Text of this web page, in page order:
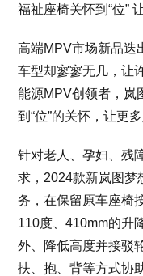
福祉座椅关怀到“位”
高端MPV市场新品迭
车型却寥寥无几，让
能源MPV创领者，岚
到“位”的关怀，让更
针对老人、孕妇、残
求，2024款新岚图梦
务，在保留原车座椅
110度、410mm的升
外、降低高度并接驳
扶、抱、背等方式协